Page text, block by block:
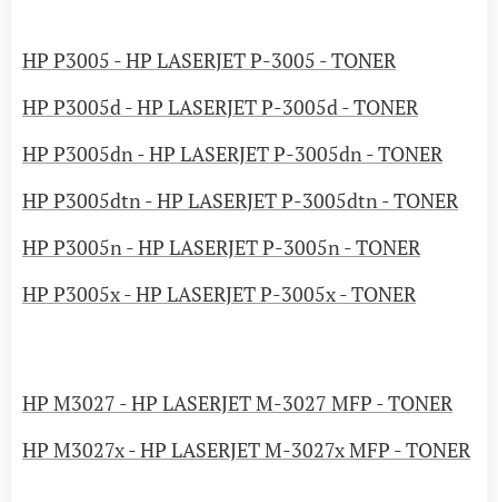
HP P3005 - HP LASERJET P-3005 - TONER
HP P3005d - HP LASERJET P-3005d - TONER
HP P3005dn - HP LASERJET P-3005dn - TONER
HP P3005dtn - HP LASERJET P-3005dtn - TONER
HP P3005n - HP LASERJET P-3005n - TONER
HP P3005x - HP LASERJET P-3005x - TONER
HP M3027 - HP LASERJET M-3027 MFP - TONER
HP M3027x - HP LASERJET M-3027x MFP - TONER